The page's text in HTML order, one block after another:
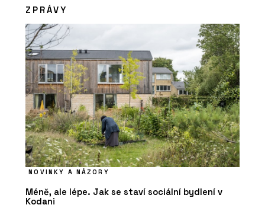
ZPRÁVY
NOVINKY A NÁZORY
Méně, ale lépe. Jak se staví sociální bydlení v
Kodani